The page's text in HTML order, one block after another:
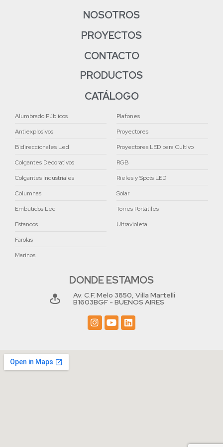
NOSOTROS
PROYECTOS
CONTACTO
PRODUCTOS
CATÁLOGO
Alumbrado Públicos
Antiexplosivos
Bidireccionales Led
Colgantes Decorativos
Colgantes Industriales
Columnas
Embutidos Led
Estancos
Farolas
Marinos
Plafones
Proyectores
Proyectores LED para Cultivo
RGB
Rieles y Spots LED
Solar
Torres Portátiles
Ultravioleta
DONDE ESTAMOS
Av. C.F. Melo 3850, Villa Martelli
B1603BGF - BUENOS AIRES